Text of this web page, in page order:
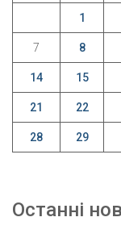
1
7 8
14 15
21 22
28 29
Останні